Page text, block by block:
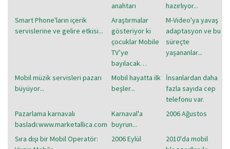
anahtarı
hazırlıyor...
Smart Phone'ların içerik
servislerine ve gelire etkisi...
Araştırmalar
gösteriyor ki
çocuklar Mobile
TV’ye
bayılacak…
M-Video'ya yavaş
adaptasyon ve bu
süreçte
yaşananlar...
Mobil müzik servisleri pazarı
büyüyor...
Mobil hayatta ilk
beşler...
İnsanlardan daha
fazla sayıda cep
telefonu var.
Pazarlama karnavalı
basladı:www.marketallica.com
Karnaval'a
buyrun...
2006 Ağustos
Sıra dışı bir Mobil Operatör:
2006 Eylül
2010'da mobil